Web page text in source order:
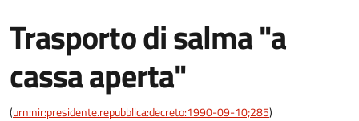
Trasporto di salma "a
cassa aperta"
(urn:nir:presidente.repubblica:decreto:1990-09-10;285)